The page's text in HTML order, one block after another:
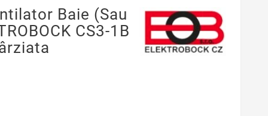
Baie (sau
CS3-1B